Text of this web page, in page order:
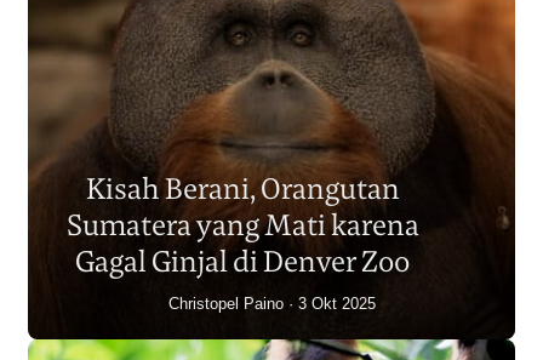
Populasi Orangutan
Sumatera Berkurang 2.700
Individu dalam Satu Dekade?
Junaidi Hanafiah 14 Jul 2026
Kisah Berani, Orangutan
Sumatera yang Mati karena
Gagal Ginjal di Denver Zoo
Christopel Paino 3 Okt 2025